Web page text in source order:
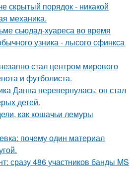
скрытый порядок - никакой
механика.
сьюдад-хуареса во время
узника - лысого сфинкса
стал центром мирового
и футболиста.
Данна перевернулась: он стал
детей.
как кошачьи лемуры
почему один материал
сразу 486 участников банды MS